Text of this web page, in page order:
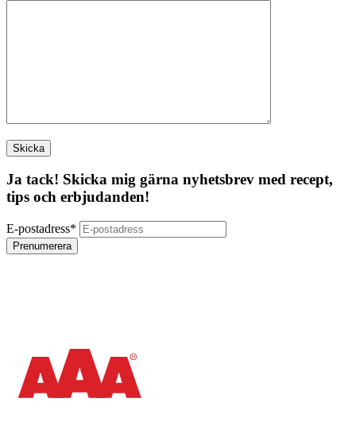
Ja tack! Skicka mig gärna nyhetsbrev med recept,
tips och erbjudanden!
E-postadress*